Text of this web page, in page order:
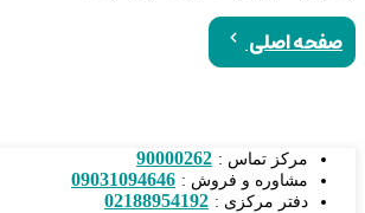
صفحه اصلی
مرکز تماس : 90000262
مشاوره و فروش : 09031094646
دفتر مرکزی : 02188954192